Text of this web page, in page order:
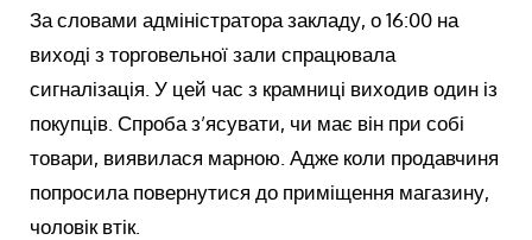
За словами адміністратора закладу, о 16:00 на
виході з торговельної зали спрацювала
сигналізація. У цей час з крамниці виходив один із
покупців. Спроба з’ясувати, чи має він при собі
товари, виявилася марною. Адже коли продавчиня
попросила повернутися до приміщення магазину,
чоловік втік.